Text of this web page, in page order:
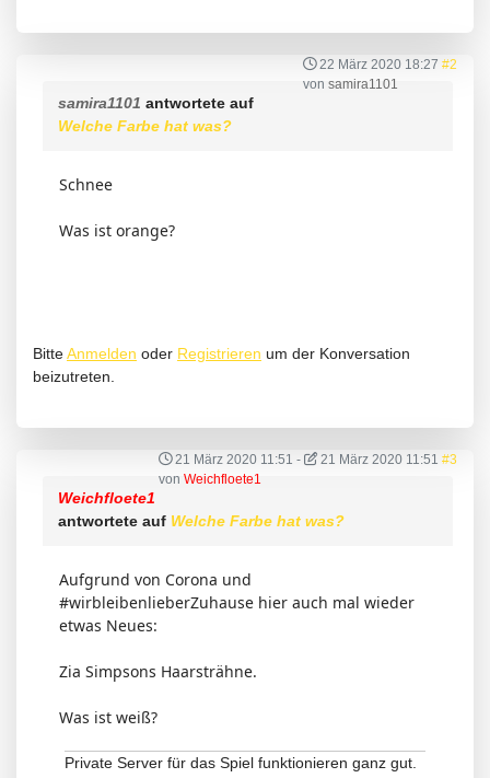
22 März 2020 18:27 #2
von samira1101
samira1101 antwortete auf
Welche Farbe hat was?
Schnee
Was ist orange?
BitteAnmelden oder Registrieren um der Konversation
beizutreten.
21 März 2020 11:51 - 21 März 2020 11:51 #3
von Weichfloete1
Weichfloete1
antwortete auf Welche Farbe hat was?
Aufgrund von Corona und
#wirbleibenlieberZuhause hier auch mal wieder
etwas Neues:
Zia Simpsons Haarsträhne.
Was ist weiß?
Private Server für das Spiel funktionieren ganz gut.